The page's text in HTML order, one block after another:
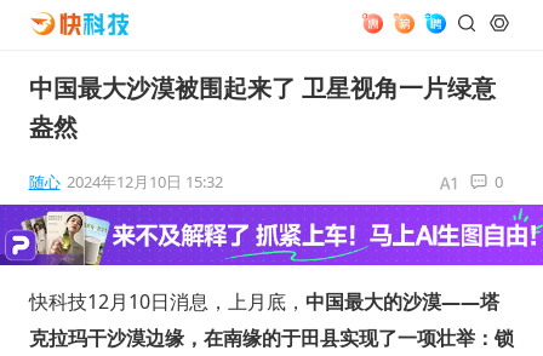
中国最大沙漠被围起来了 卫星视角一片绿意
盎然
随心 2024年12月10日 15:32 0
快科技12月10日消息，上月底， 中国最大的沙漠——塔
克拉玛干沙漠边缘，在南缘的于田县实现了一项壮举：锁